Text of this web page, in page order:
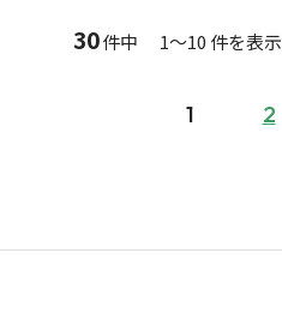
30件中 1～10 件を表示
1 2